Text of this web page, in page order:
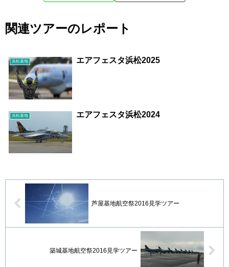
関連ツアーのレポート
浜松基地 エアフェスタ浜松2025
浜松基地 エアフェスタ浜松2024
芦屋基地航空祭2016見学ツアー
築城基地航空祭2016見学ツアー